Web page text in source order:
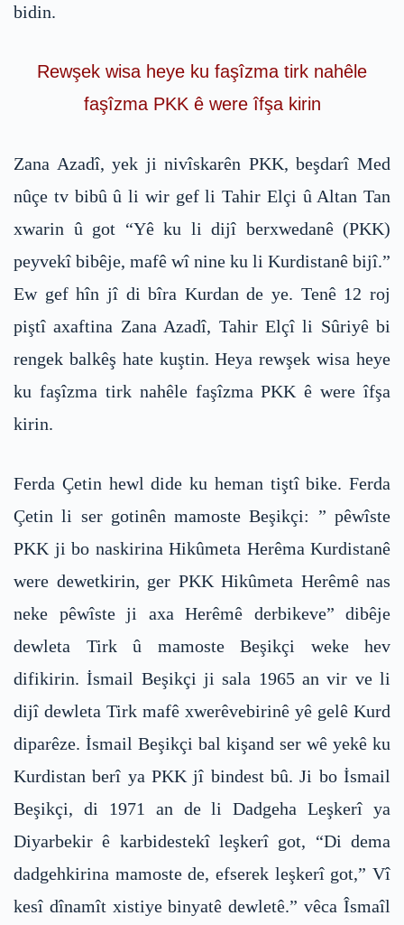
bidin.
Rewşek wisa heye ku faşîzma tirk nahêle
faşîzma PKK ê were îfşa kirin
Zana Azadî, yek ji nivîskarên PKK, beşdarî Med
nûçe tv bibû û li wir gef li Tahir Elçi û Altan Tan
xwarin û got “Yê ku li dijî berxwedanê (PKK)
peyvekî bibêje, mafê wî nine ku li Kurdistanê bijî.”
Ew gef hîn jî di bîra Kurdan de ye. Tenê 12 roj
piştî axaftina Zana Azadî, Tahir Elçî li Sûriyê bi
rengek balkêş hate kuştin. Heya rewşek wisa heye
ku faşîzma tirk nahêle faşîzma PKK ê were îfşa
kirin.
Ferda Çetin hewl dide ku heman tiştî bike. Ferda
Çetin li ser gotinên mamoste Beşikçi: ” pêwîste
PKK ji bo naskirina Hikûmeta Herêma Kurdistanê
were dewetkirin, ger PKK Hikûmeta Herêmê nas
neke pêwîste ji axa Herêmê derbikeve” dibêje
dewleta Tirk û mamoste Beşikçi weke hev
difikirin. İsmail Beşikçi ji sala 1965 an vir ve li
dijî dewleta Tirk mafê xwerêvebirinê yê gelê Kurd
diparêze. İsmail Beşikçi bal kişand ser wê yekê ku
Kurdistan berî ya PKK jî bindest bû. Ji bo İsmail
Beşikçi, di 1971 an de li Dadgeha Leşkerî ya
Diyarbekir ê karbidestekî leşkerî got, “Di dema
dadgehkirina mamoste de, efserek leşkerî got,” Vî
kesî dînamît xistiye binyatê dewletê.” vêca Îsmaîl